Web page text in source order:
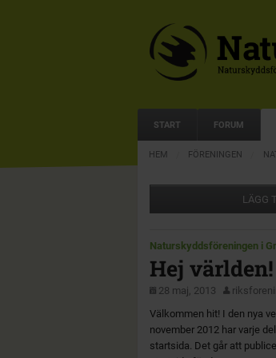
START FORUM
HEM FÖRENINGEN
LÄGG
Naturskyddsföreningen i
Hej världen!
28 maj, 2013
Välkommen hit! I den nya
november 2012 har varje
startsida. Det går att